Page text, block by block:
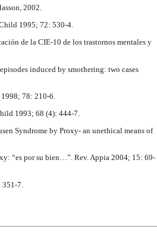
2002.
1995; 72: 530-4.
de la CIE-10 de los trastornos mentales y
induced by smothering: two cases
78: 210-6.
1993; 68 (4): 444-7.
Syndrome by Proxy- an unethical means of
“es por su bien…”. Rev. Appia 2004; 15: 69-
7.